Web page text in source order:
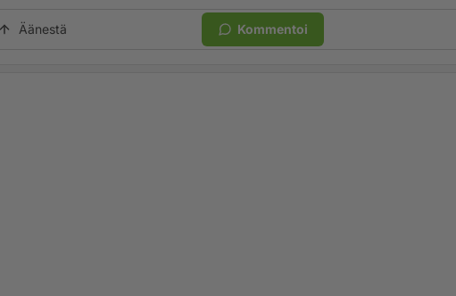
Äänestä Kommentoi